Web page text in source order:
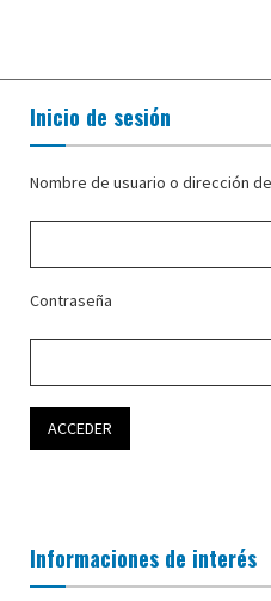
Inicio de sesión
Nombre de usuario o dirección
Contraseña
Informaciones de interés